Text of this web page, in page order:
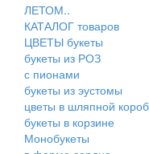
ЛЕТОМ..
КАТАЛОГ товаров
ЦВЕТЫ букеты
букеты из РОЗ
с пионами
букеты из эустомы
цветы в шляпной
букеты в корзине
Монобукеты